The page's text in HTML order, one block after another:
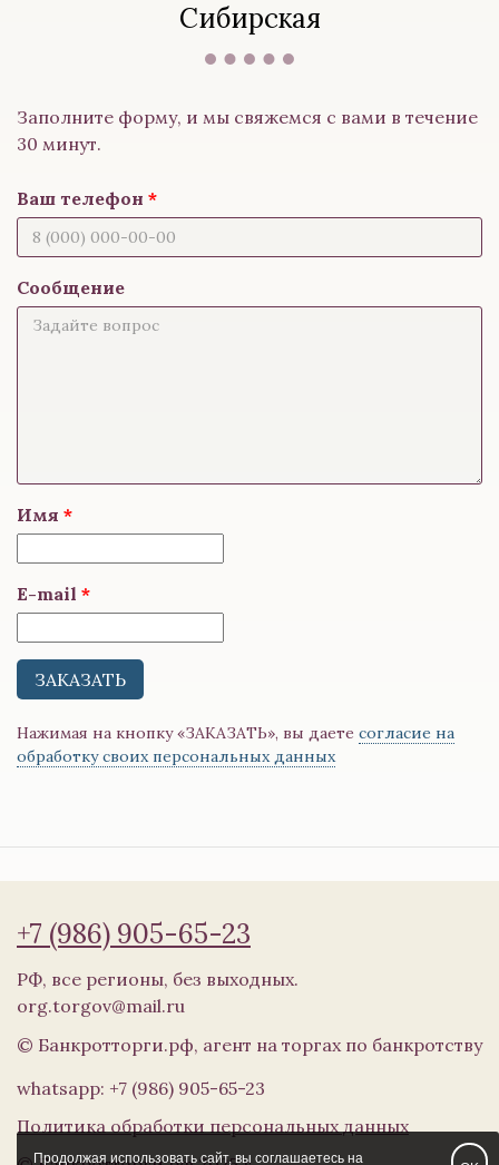
Сибирская
Заполните форму, и мы свяжемся с вами в течение
30 минут.
Ваш телефон
Сообщение
Имя
E-mail
Нажимая на кнопку «ЗАКАЗАТЬ», вы даете согласие на
обработку своих персональных данных
+7 (986) 905-65-23
РФ, все регионы, без выходных.
org.torgov@mail.ru
© Банкротторги.рф, агент на торгах по банкротству
whatsapp: +7 (986) 905-65-23
Политика обработки персональных данных
Продолжая использовать сайт, вы соглашаетесь на